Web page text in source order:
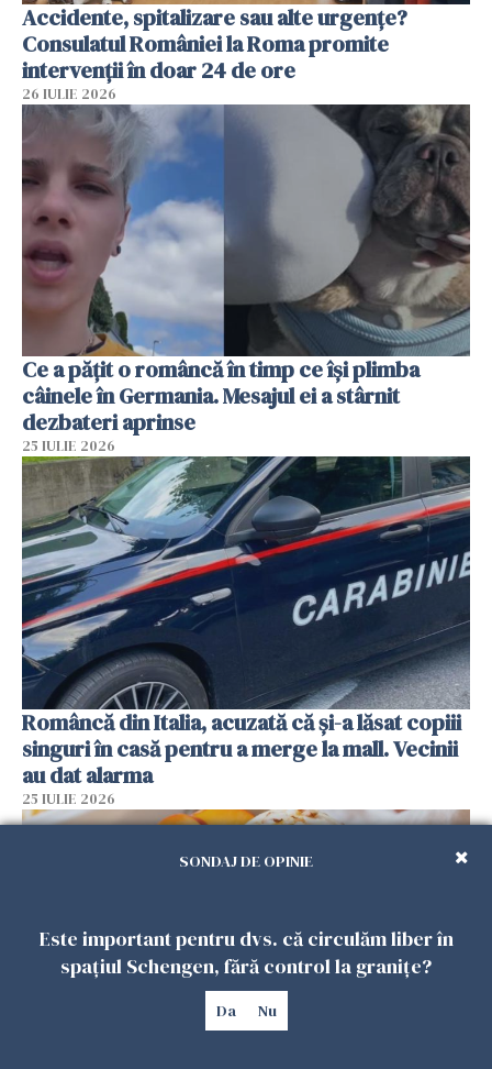
Accidente, spitalizare sau alte urgențe?
Consulatul României la Roma promite
intervenții în doar 24 de ore
26 IULIE 2026
Ce a pățit o româncă în timp ce își plimba
câinele în Germania. Mesajul ei a stârnit
dezbateri aprinse
25 IULIE 2026
Româncă din Italia, acuzată că și-a lăsat copiii
singuri în casă pentru a merge la mall. Vecinii
au dat alarma
25 IULIE 2026
SONDAJ DE OPINIE
Este important pentru dvs. că circulăm liber în
spațiul Schengen, fără control la granițe?
Da Nu